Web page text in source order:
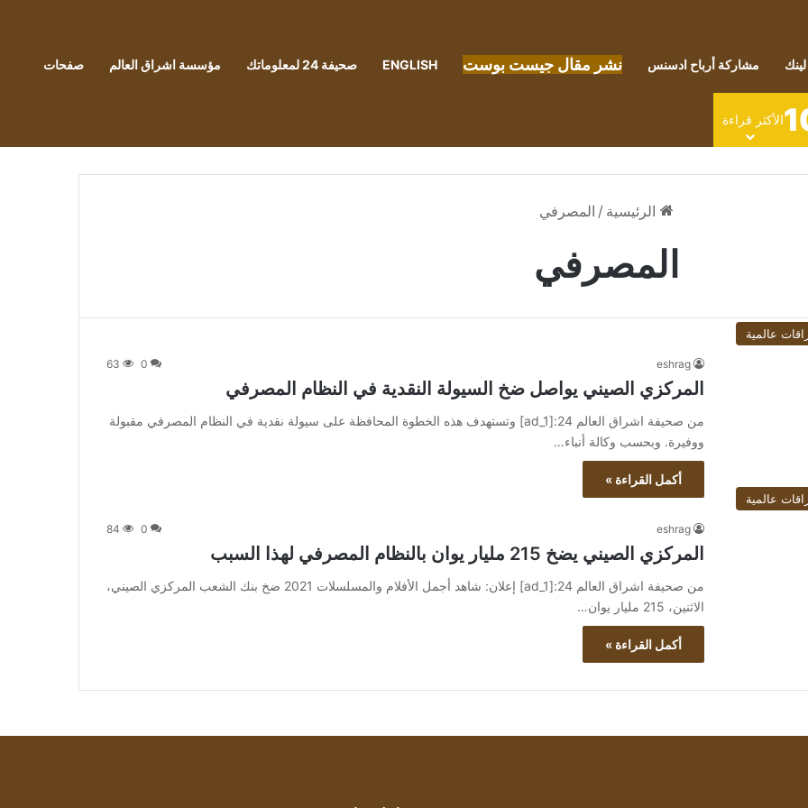
مشاركة أرباح ادسنس نشر مقال جيست بوست ENGLISH صحيفة 24 لمعلوماتك مؤسسة اشراق العالم صفحات
الأكثر قراءة
الرئيسية / المصرفي
المصرفي
عالمية
eshrag
0
63
المركزي الصيني يواصل ضخ السيولة النقدية في النظام المصرفي
من صحيفة اشراق العالم 24:[ad_1] وتستهدف هذه الخطوة المحافظة على سيولة نقدية في النظام المصرفي مقبولة
ووفيرة. وبحسب وكالة أنباء…
أكمل القراءة »
عالمية
eshrag
0
84
المركزي الصيني يضخ 215 مليار يوان بالنظام المصرفي لهذا السبب
من صحيفة اشراق العالم 24:[ad_1] إعلان: شاهد أجمل الأفلام والمسلسلات 2021 ضخ بنك الشعب المركزي الصيني،
الاثنين، 215 مليار يوان…
أكمل القراءة »